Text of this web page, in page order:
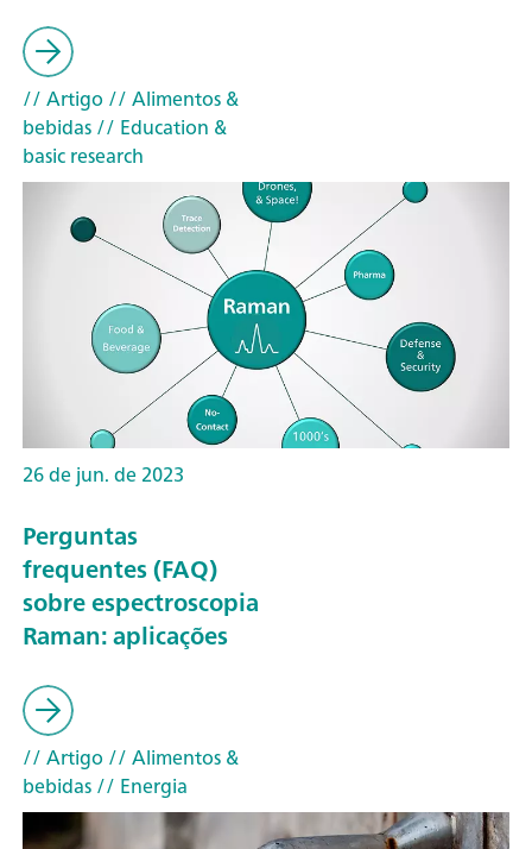
// Artigo // Alimentos &
bebidas// Education &
basic research
26 de jun. de 2023
Perguntas
frequentes (FAQ)
sobre espectroscopia
Raman: aplicações
// Artigo // Alimentos &
bebidas// Energia